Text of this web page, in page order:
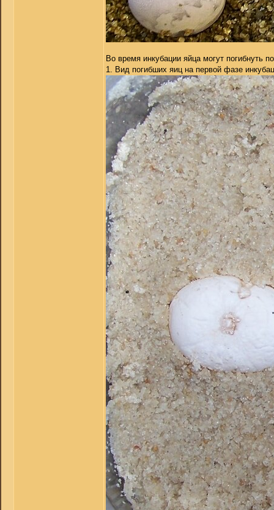
Во время инкубации яйца могут погибнуть
1. Вид погибших яиц на первой фазе